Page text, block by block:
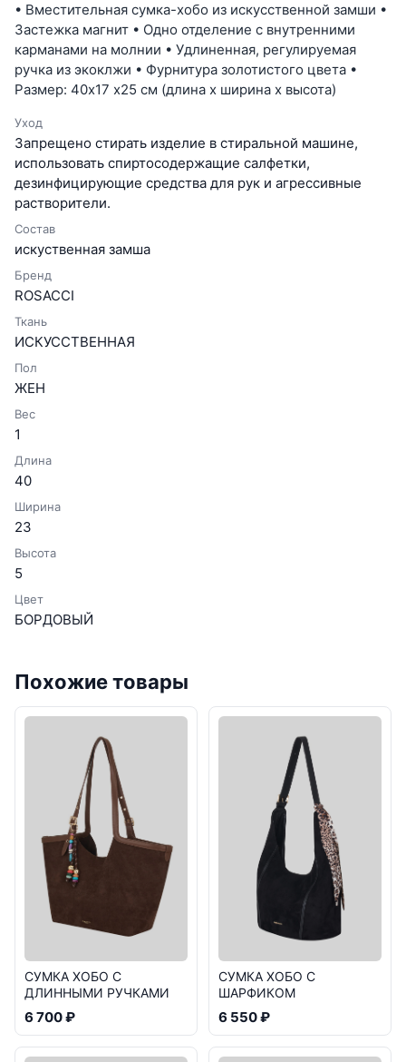
• Вместительная сумка-хобо из искусственной замши •
Застежка магнит • Одно отделение с внутренними
карманами на молнии • Удлиненная, регулируемая
ручка из экоклжи • Фурнитура золотистого цвета •
Размер: 40х17 х25 см (длина х ширина х высота)
Уход
Запрещено стирать изделие в стиральной машине,
использовать спиртосодержащие салфетки,
дезинфицирующие средства для рук и агрессивные
растворители.
Состав
искуственная замша
Бренд
ROSACCI
Ткань
ИСКУССТВЕННАЯ
Пол
ЖЕН
Вес
1
Длина
40
Ширина
23
Высота
5
Цвет
БОРДОВЫЙ
Похожие товары
СУМКА ХОБО С
ДЛИННЫМИ РУЧКАМИ
6 700 ₽
СУМКА ХОБО С
ШАРФИКОМ
6 550 ₽